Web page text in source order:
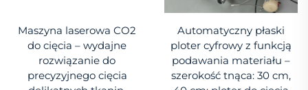
Maszyna laserowa CO2
do cięcia – wydajne
rozwiązanie do
precyzyjnego cięcia
Automatyczny płaski
ploter cyfrowy z funkcją
podawania materiału –
szerokość tnąca: 30 cm,